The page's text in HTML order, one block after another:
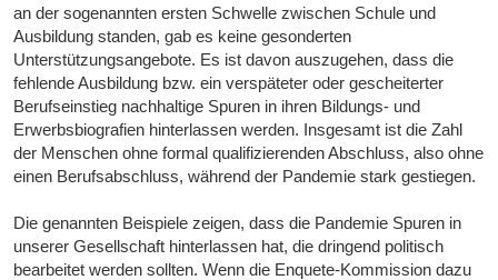
an der sogenannten ersten Schwelle zwischen Schule und
Ausbildung standen, gab es keine gesonderten
Unterstützungsangebote. Es ist davon auszugehen, dass die
fehlende Ausbildung bzw. ein verspäteter oder gescheiterter
Berufseinstieg nachhaltige Spuren in ihren Bildungs- und
Erwerbsbiografien hinterlassen werden. Insgesamt ist die Zahl
der Menschen ohne formal qualifizierenden Abschluss, also ohne
einen Berufsabschluss, während der Pandemie stark gestiegen.
Die genannten Beispiele zeigen, dass die Pandemie Spuren in
unserer Gesellschaft hinterlassen hat, die dringend politisch
bearbeitet werden sollten. Wenn die Enquete-Kommission dazu